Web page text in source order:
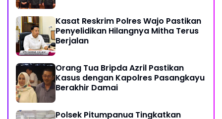
Kasat Reskrim Polres Wajo Pastikan
Penyelidikan Hilangnya Mitha Terus
Berjalan
Orang Tua Bripda Azril Pastikan
Kasus dengan Kapolres Pasangkayu
Berakhir Damai
Polsek Pitumpanua Tingkatkan